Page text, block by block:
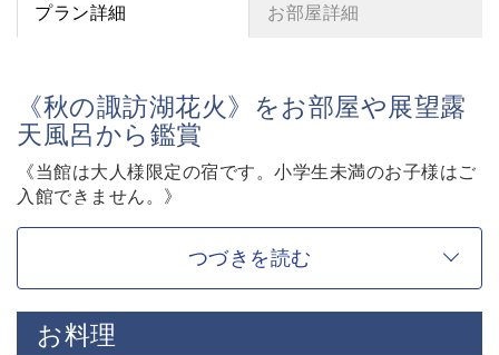
プラン詳細 お部屋詳細
《秋の諏訪湖花火》をお部屋や展望露
天風呂から鑑賞
《当館は大人様限定の宿です。小学生未満のお子様はご
入館できません。》
秋の休日の5日間に打ち上がる、諏訪湖の新作花火。
当館では、昨年12月にリニューアルした客室露天風呂
や、展望露天風呂からも静かにご覧いただけます。
今年も全国屈指の煙火師たちが、5日間に渡りトーナメ
つづきを読む
お料理